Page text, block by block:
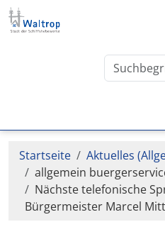
Direkt zum Inhalt
Pfadnavigation
Startseite
Aktuelles
allgemein
Nächste telefonische
Bürgermeister Marcel